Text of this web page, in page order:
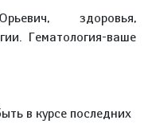
здоровья,
Гематология-ваше
в курсе последних